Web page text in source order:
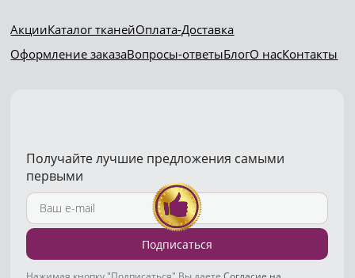
АкцииКаталог тканейОплата-Доставка
Оформление заказаВопросы-ответыБлогО насКонтакты
Получайте лучшие предложения самыми
первыми
Подписаться